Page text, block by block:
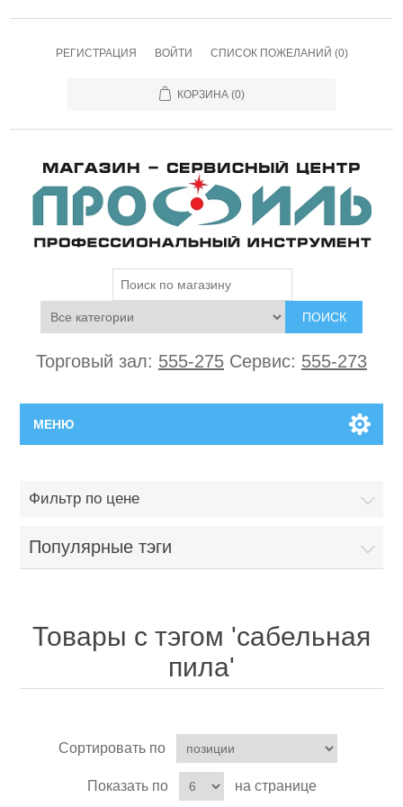
РЕГИСТРАЦИЯ ВОЙТИ СПИСОК ПОЖЕЛАНИЙ (0)
КОРЗИНА (0)
ПОИСК
Торговый зал: 555-275 Сервис: 555-273
МЕНЮ
Каталог
Поиск
Ремонт инструмента марки Champion
Сервисы
Фильтр по цене
Популярные тэги
Товары с тэгом 'сабельная
пила'
Сортировать по
Показать по на странице